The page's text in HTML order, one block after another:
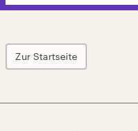
Zur Startseite